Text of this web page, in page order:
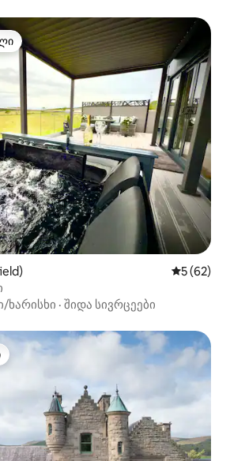
ვარიანტი
საშუალო
5 (62)
ხარისხი · შიდა სივრცეები